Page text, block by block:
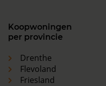
Koopwoningen
per provincie
Drenthe
Flevoland
Friesland